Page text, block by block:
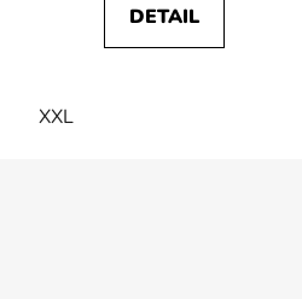
DETAIL
XXL